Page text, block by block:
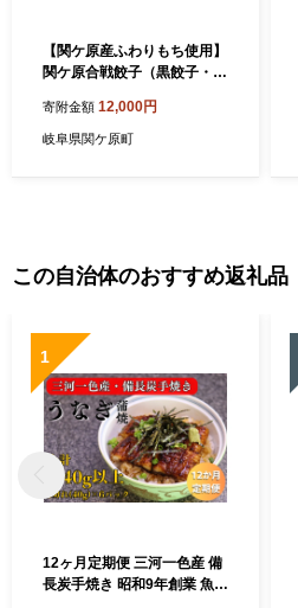
【関ケ原産ふわりもち使用】
関ケ原合戦餃子（黒餃子・白
寄附金額 12,000円
岐阜県関ケ原町
この自治体のおすすめ返礼品
1
12ヶ月定期便 三河一色産 備
長炭手焼き 昭和9年創業 魚し